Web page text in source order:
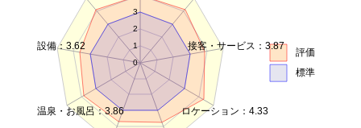
0
1
2
3
接客・サービス：3.87
ロケーション：4.33
温泉・お風呂：3.86
設備：3.62
評価
標準